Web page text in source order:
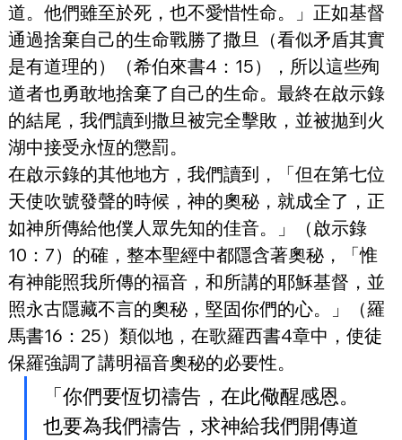
道。他們雖至於死，也不愛惜性命。」正如基督
通過捨棄自己的生命戰勝了撒旦（看似矛盾其實
是有道理的）（希伯來書4：15），所以這些殉
道者也勇敢地捨棄了自己的生命。最終在啟示錄
的結尾，我們讀到撒旦被完全擊敗，並被拋到火
湖中接受永恆的懲罰。
在啟示錄的其他地方，我們讀到，「但在第七位
天使吹號發聲的時候，神的奧秘，就成全了，正
如神所傳給他僕人眾先知的佳音。」（啟示錄
10：7）的確，整本聖經中都隱含著奧秘，「惟
有神能照我所傳的福音，和所講的耶穌基督，並
照永古隱藏不言的奧秘，堅固你們的心。」（羅
馬書16：25）類似地，在歌羅西書4章中，使徒
保羅強調了講明福音奧秘的必要性。
「你們要恆切禱告，在此儆醒感恩。
也要為我們禱告，求神給我們開傳道